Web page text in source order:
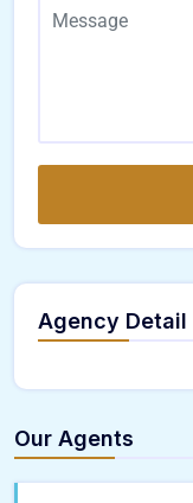
Agency Detail
Our Agents